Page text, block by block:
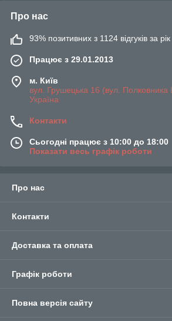
Про нас
93% позитивних з 1124 відгуків за рік
Працює з 29.01.2013
м. Київ
вул. Грушецька 16 (вул. Полковника
Україна
Контакти
Сьогодні працює з 10:00 до 18:00
Показати весь графік роботи
Про нас
Контакти
Доставка та оплата
Графік роботи
Повна версія сайту